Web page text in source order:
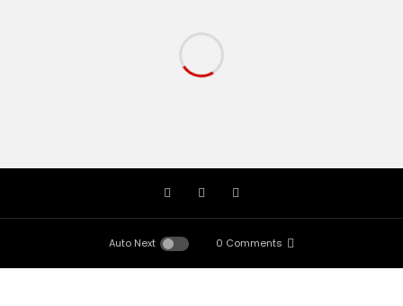
Auto Next 0 Comments